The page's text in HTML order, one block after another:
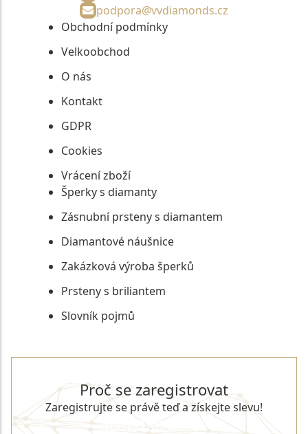
podpora@vvdiamonds.cz
Obchodní podmínky
Velkoobchod
O nás
Kontakt
GDPR
Cookies
Vrácení zboží
Šperky s diamanty
Zásnubní prsteny s diamantem
Diamantové náušnice
Zakázková výroba šperků
Prsteny s briliantem
Slovník pojmů
Proč se zaregistrovat
Zaregistrujte se právě teď a získejte slevu!
REGISTROVAT SE